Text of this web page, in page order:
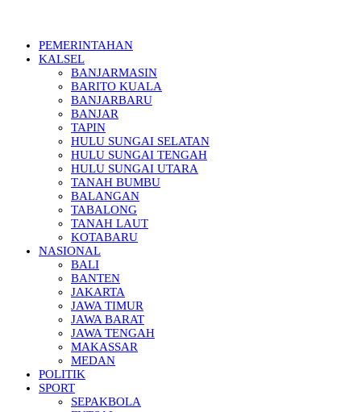
PEMERINTAHAN
KALSEL
BANJARMASIN
BARITO KUALA
BANJARBARU
BANJAR
TAPIN
HULU SUNGAI SELATAN
HULU SUNGAI TENGAH
HULU SUNGAI UTARA
TANAH BUMBU
BALANGAN
TABALONG
TANAH LAUT
KOTABARU
NASIONAL
BALI
BANTEN
JAKARTA
JAWA TIMUR
JAWA BARAT
JAWA TENGAH
MAKASSAR
MEDAN
POLITIK
SPORT
SEPAKBOLA